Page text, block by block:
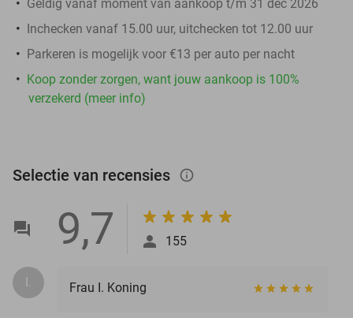
Geldig vanaf moment van aankoop t/m 31 dec 2026
Inchecken vanaf 15.00 uur, uitchecken tot 12.00 uur
Parkeren is mogelijk voor €13 per auto per nacht
Koop zonder zorgen, want jouw aankoop is 100%
verzekerd (meer info)
Selectie van recensies info_outlined
9,7 155
I. Frau I. Koning